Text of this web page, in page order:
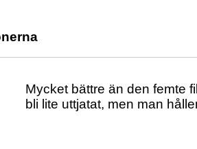
Mycket bättre än den femte
bli lite uttjatat, men man